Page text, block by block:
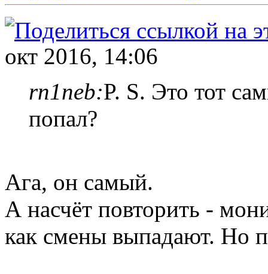
окт 2016, 14:06
rn1neb:P. S. Это тот
попал?
Ага, он самый.
А насчёт повторить -
как смены выпадают. Но